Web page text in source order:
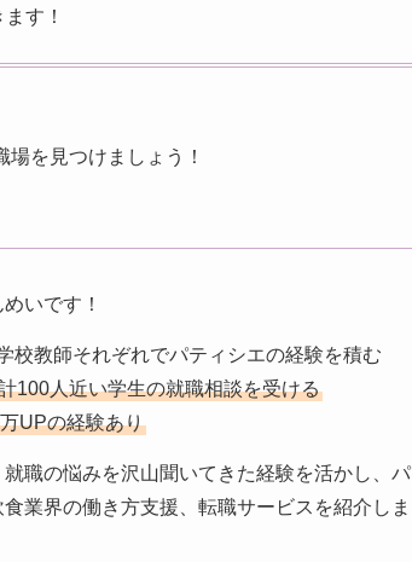
す！
を見つけましょう！
いです！
校教師それぞれでパティシエの経験を積む
100人近い学生の就職相談を受ける
UPの経験あり
職の悩みを沢山聞いてきた経験を活かし、パ
業界の働き方支援、転職サービスを紹介しま